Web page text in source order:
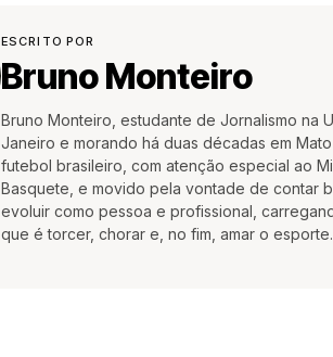
ESCRITO POR
Bruno Monteiro
Bruno Monteiro, estudante de Jornalismo na
Janeiro e morando há duas décadas em
futebol brasileiro, com atenção especial ao
Basquete, e movido pela vontade de contar
evoluir como pessoa e profissional,
que é torcer, chorar e, no fim, amar o esporte.